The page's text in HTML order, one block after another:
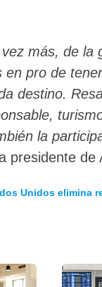
más, de la
pro de
destino.
la
presidente de
Unidos elimina